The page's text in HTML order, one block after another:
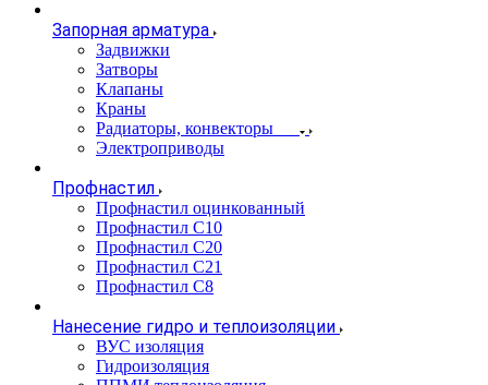
Запорная арматура
Задвижки
Затворы
Клапаны
Краны
Радиаторы, конвекторы
Электроприводы
Профнастил
Профнастил оцинкованный
Профнастил С10
Профнастил С20
Профнастил С21
Профнастил С8
Нанесение гидро и теплоизоляции
ВУС изоляция
Гидроизоляция